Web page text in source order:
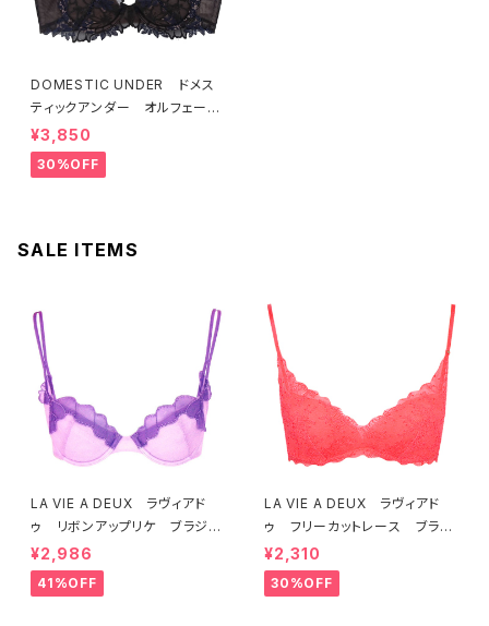
DOMESTIC UNDER ドメス
ティックアンダー オルフェーヴ
ル ブラジャー（ブラック）D225
4 送料無料
¥3,850
30%OFF
SALE ITEMS
LA VIE A DEUX ラヴィアド
ゥ リボンアップリケ ブラジャ
ー（ラベンダー） 22293 SA
LE セール 送料無料
¥2,986
41%OFF
LA VIE A DEUX ラヴィアド
ゥ フリーカットレース ブラレ
ット ソフトブラ（トマトレッド）2
2457 SALE 送料無料
¥2,310
30%OFF